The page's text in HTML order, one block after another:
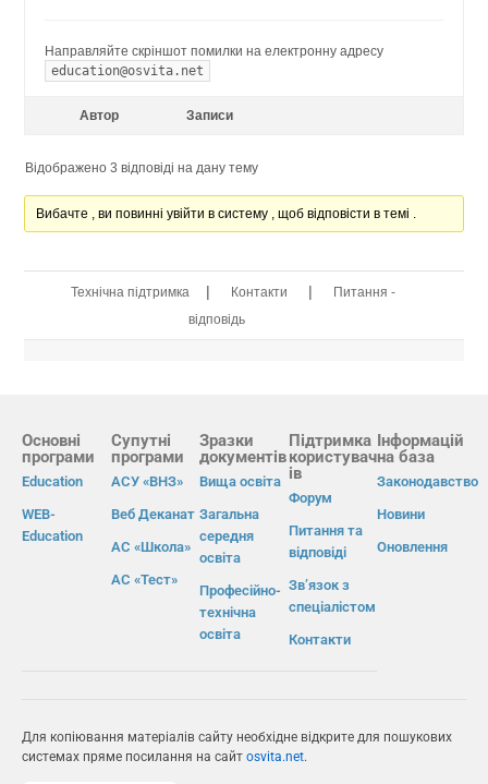
Направляйте скріншот помилки на електронну адресу
education@osvita.net
Автор Записи
Відображено 3 відповіді на дану тему
Вибачте , ви повинні увійти в систему , щоб відповісти в темі .
Технічна підтримка | Контакти |
Питання -
відповідь
Основні
програми
Education
WEB-
Education
Супутні
програми
АСУ «ВНЗ»
Веб Деканат
АС «Школа»
АС «Тест»
Зразки
документів
Вища освіта
Загальна
середня
освіта
Професійно-
технічна
освіта
Підтримка
користувач
ів
Форум
Питання та
відповіді
Зв’язок з
спеціалістом
Контакти
Інформацій
на база
Законодавство
Новини
Оновлення
Для копіювання матеріалів сайту необхідне відкрите для пошукових
системах пряме посилання на сайт osvita.net.